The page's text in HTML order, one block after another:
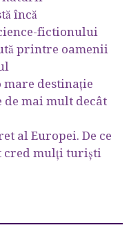
încă
fictionului
printre oamenii
mare destinație
de mai mult decât
al Europei. De ce
cred mulți turiști